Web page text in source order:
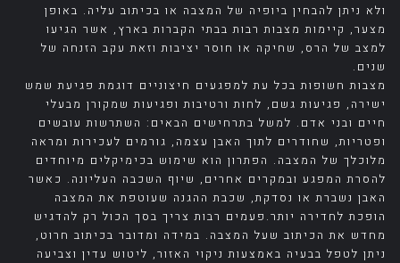
ולא ניתן להבחין ביופיה של המצבה או בכיתוב עליה. באופן
מצער, קיימות מצבות רבות בבתי הקברות בארץ, אשר הגיעו
למצב של הרס, שחיקה או חוסר יציבות וזאת עקב הזנחה של
שנים.
מצבות חשופות בכל עת למפגעים חיצוניים דוגמת פגיעת שמש
ישירה, פגיעות גשם, לחות ורטיבות ופגיעות שמקורן מבעלי
חיים ובני אדם. למשל בתרחישים הבאים: השתרשות עובשים
ופטריות, שחודרים לתוך האבן עצמה, גורמים לעכירות ומראה
מלוכלך של המצבה. הפתרון הוא שימוש בכימיקלים מיוחדים
להסרת המפגע ובמקרים אחרים, שיוף השכבה העליונה. כאשר
האבן נשברת או נסדקת, שכבת ההגנה שעוטפת את המצבה
הופכת לחדירה יותר.פעמים רבות צריך בסך הכול רק להדגיש
מחדש את הכיתוב שעל המצבה. במידה ומדובר בכיתוב חרוט,
ניתן לטפל בבעיה באמצעות ניקוי האזור, ליטוש עדין וצביעה